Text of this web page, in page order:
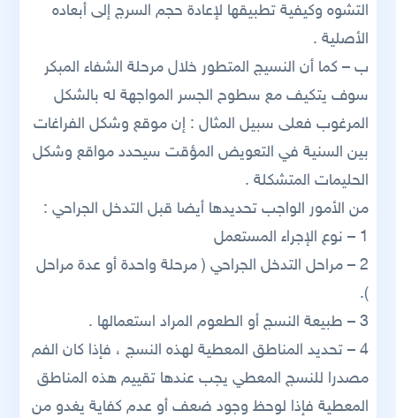
التشوه وكيفية تطبيقها لإعادة حجم السرج إلى أبعاده
الأصلية .
ب – كما أن النسيج المتطور خلال مرحلة الشفاء المبكر
سوف يتكيف مع سطوح الجسر المواجهة له بالشكل
المرغوب فعلى سبيل المثال : إن موقع وشكل الفراغات
بين السنية في التعويض المؤقت سيحدد مواقع وشكل
الحليمات المتشكلة .
من الأمور الواجب تحديدها أيضا قبل التدخل الجراحي :
1 – نوع الإجراء المستعمل
2 – مراحل التدخل الجراحي ( مرحلة واحدة أو عدة مراحل
).
3 – طبيعة النسج أو الطعوم المراد استعمالها .
4 – تحديد المناطق المعطية لهذه النسج ، فإذا كان الفم
مصدرا للنسج المعطي يجب عندها تقييم هذه المناطق
المعطية فإذا لوحظ وجود ضعف أو عدم كفاية يغدو من